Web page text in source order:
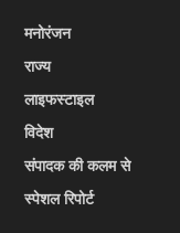
मनोरंजन
राज्य
लाइफस्टाइल
विदेश
संपादक की कलम से
स्पेशल रिपोर्ट